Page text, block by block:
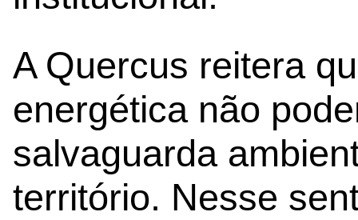
A Quercus reitera
energética não
salvaguarda
território. Nesse